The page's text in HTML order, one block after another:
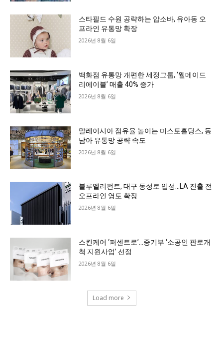
스타필드 수원 공략하는 압소바, 유아동 오
프라인 유통망 확장
2026년 8월 6일
백화점 유통망 개편한 세정그룹, ‘웰메이드
리에이블’ 매출 40% 증가
2026년 8월 6일
말레이시아 점유율 높이는 미스토홀딩스, 동
남아 유통망 공략 속도
2026년 8월 6일
블루엘리펀트, 대구 동성로 입성…LA 진출 전
오프라인 영토 확장
2026년 8월 6일
스킨케어 ‘퍼센트로’…중기부 ‘소공인 판로개
척 지원사업’ 선정
2026년 8월 6일
Load more